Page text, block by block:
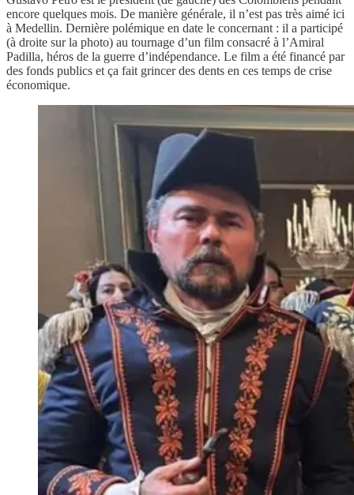
encore quelques mois. De manière générale, il n’est pas très aimé ici
à Medellin. Dernière polémique en date le concernant : il a participé
(à droite sur la photo) au tournage d’un film consacré à l’Amiral
Padilla, héros de la guerre d’indépendance. Le film a été financé par
des fonds publics et ça fait grincer des dents en ces temps de crise
économique.